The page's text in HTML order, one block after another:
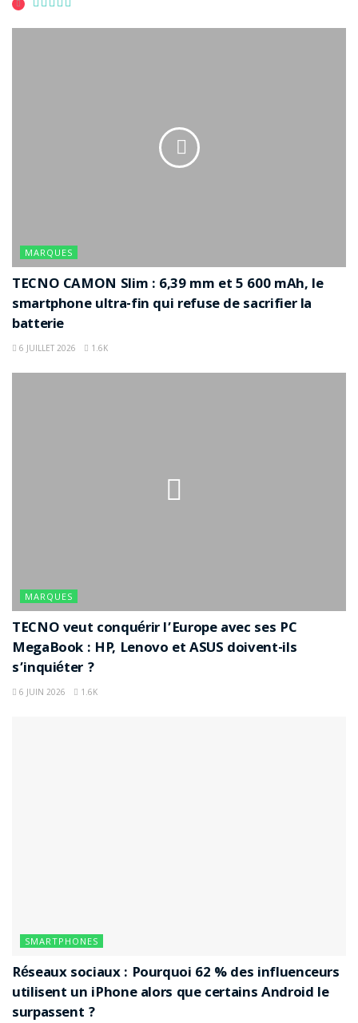
MARQUES
TECNO CAMON Slim : 6,39 mm et 5 600 mAh, le
smartphone ultra-fin qui refuse de sacrifier la
batterie
6 JUILLET 2026 1.6K
MARQUES
TECNO veut conquérir l’Europe avec ses PC
MegaBook : HP, Lenovo et ASUS doivent-ils
s’inquiéter ?
6 JUIN 2026 1.6K
SMARTPHONES
Réseaux sociaux : Pourquoi 62 % des influenceurs
utilisent un iPhone alors que certains Android le
surpassent ?